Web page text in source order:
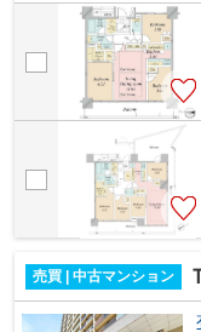
町線「辰巳
売買 | 中古マンション